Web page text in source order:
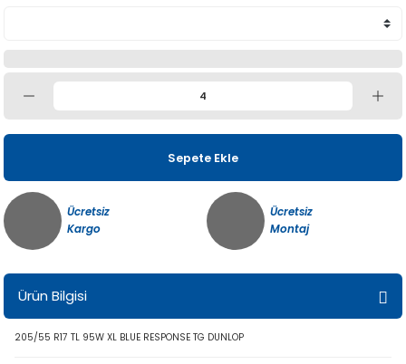
Sepete Ekle
Ücretsiz
Kargo
Ücretsiz
Montaj
Ürün Bilgisi
205/55 R17 TL 95W XL BLUE RESPONSE TG DUNLOP